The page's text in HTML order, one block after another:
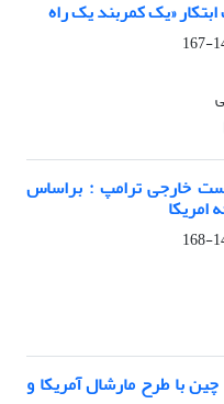
«یک کمربند یک راه
خارجی ترامپ : براساس
چین با طرح مارشال آمریکا و